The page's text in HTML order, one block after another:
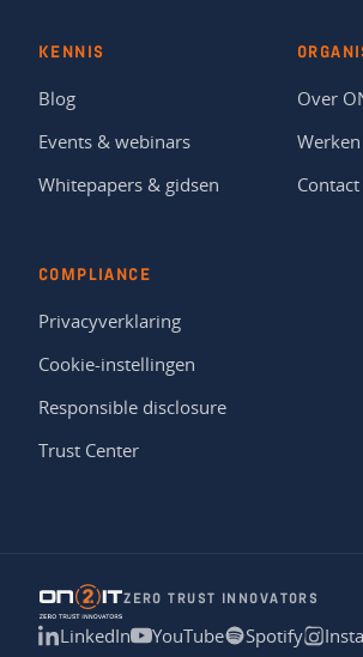
KENNIS
Blog
Events & webinars
Whitepapers & gidsen
Over
Contact
COMPLIANCE
Privacyverklaring
Cookie-instellingen
Responsible disclosure
Trust Center
ZERO TRUST INNOVATORS
LinkedIn YouTube Spotify